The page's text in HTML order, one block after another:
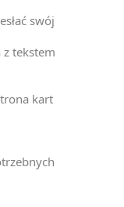
swój
tekstem
kart